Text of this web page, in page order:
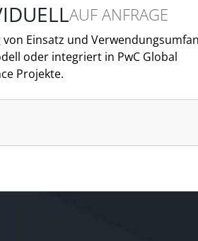
AUF ANFRAGE
von Einsatz und
oder integriert in PwC Global
Projekte.